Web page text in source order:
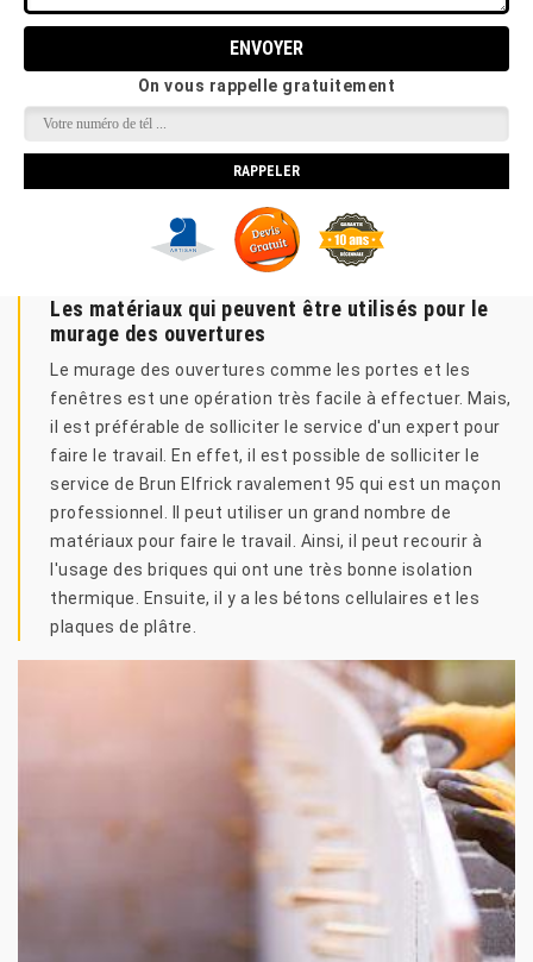
On vous rappelle gratuitement
Les matériaux qui peuvent être utilisés pour le
murage des ouvertures
Le murage des ouvertures comme les portes et les
fenêtres est une opération très facile à effectuer. Mais,
il est préférable de solliciter le service d'un expert pour
faire le travail. En effet, il est possible de solliciter le
service de Brun Elfrick ravalement 95 qui est un maçon
professionnel. Il peut utiliser un grand nombre de
matériaux pour faire le travail. Ainsi, il peut recourir à
l'usage des briques qui ont une très bonne isolation
thermique. Ensuite, il y a les bétons cellulaires et les
plaques de plâtre.